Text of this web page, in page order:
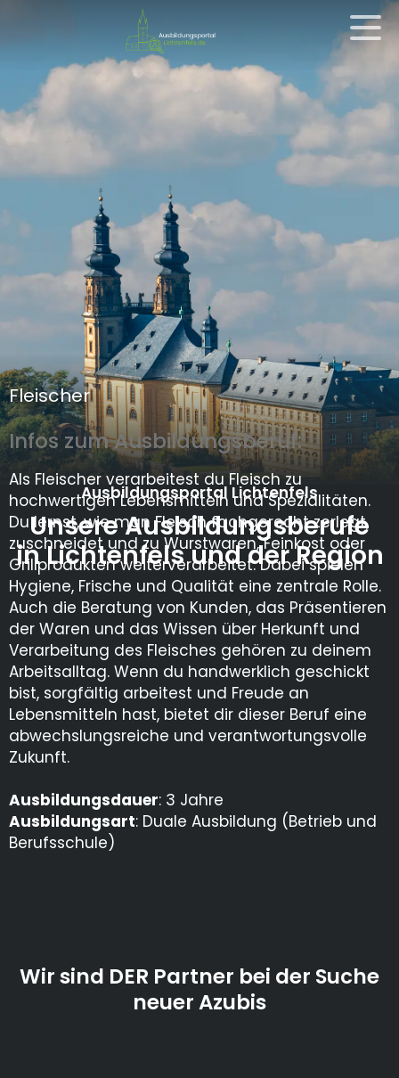
Ausbildungsportal Lichtenfels
Unsere Ausbildungsberufe
in Lichtenfels und der Region
Fleischer
Infos zum Ausbildungsberuf:
Als Fleischer verarbeitest du Fleisch zu
hochwertigen Lebensmitteln und Spezialitäten.
Du lernst, wie man Fleisch fachgerecht zerlegt,
zuschneidet und zu Wurstwaren, Feinkost oder
Grillprodukten weiterverarbeitet. Dabei spielen
Hygiene, Frische und Qualität eine zentrale Rolle.
Auch die Beratung von Kunden, das Präsentieren
der Waren und das Wissen über Herkunft und
Verarbeitung des Fleisches gehören zu deinem
Arbeitsalltag. Wenn du handwerklich geschickt
bist, sorgfältig arbeitest und Freude an
Lebensmitteln hast, bietet dir dieser Beruf eine
abwechslungsreiche und verantwortungsvolle
Zukunft.
Ausbildungsdauer: 3 Jahre
Ausbildungsart: Duale Ausbildung (Betrieb und
Berufsschule)
Wir sind DER Partner bei der Suche
neuer Azubis